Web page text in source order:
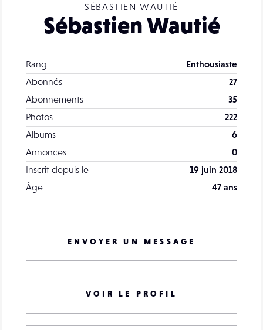
SÉBASTIEN WAUTIÉ
Sébastien Wautié
Rang
Enthousiaste
Abonnés
27
Abonnements
35
Photos
222
Albums
6
Annonces
0
Inscrit depuis le
19 juin 2018
Âge
47 ans
ENVOYER UN MESSAGE
VOIR LE PROFIL